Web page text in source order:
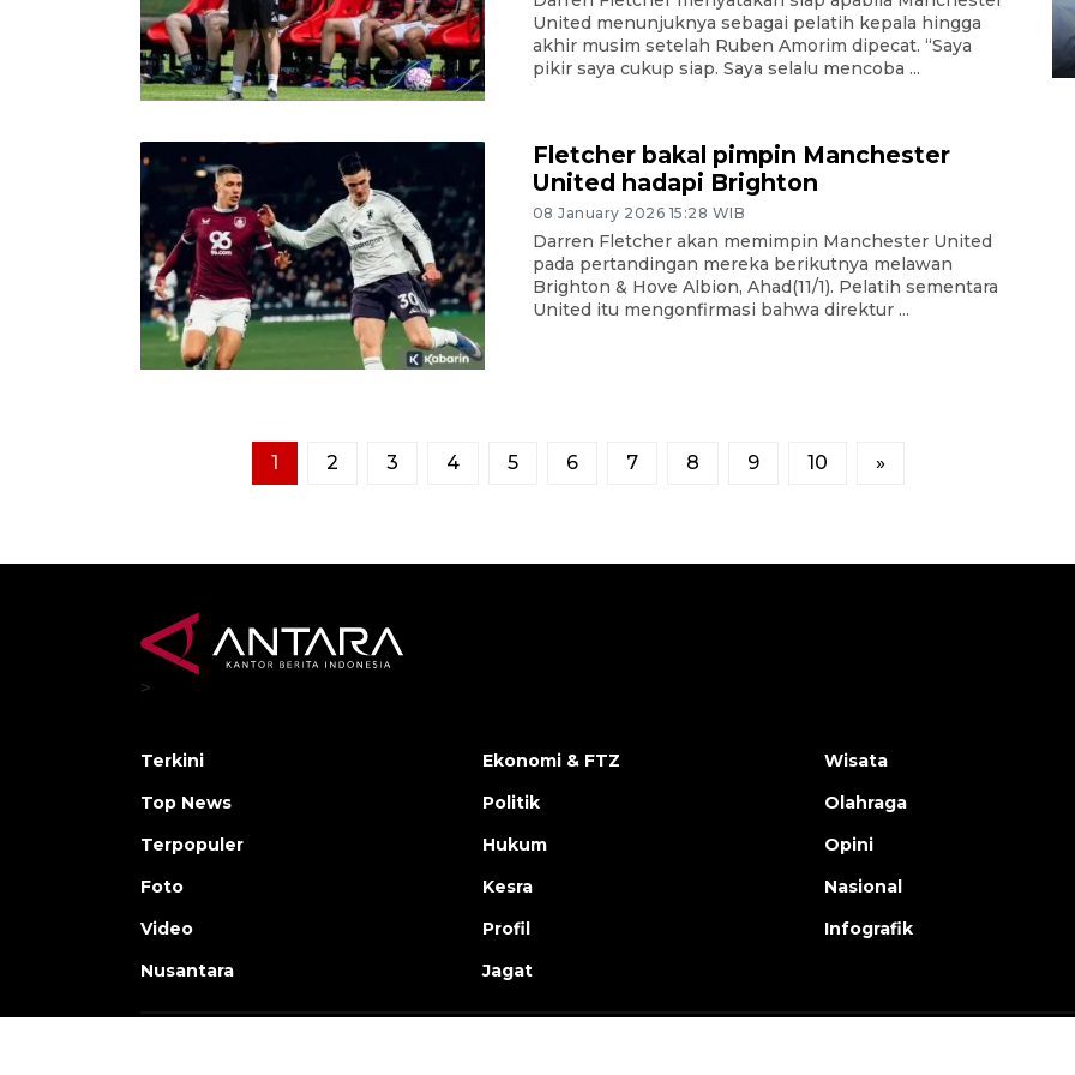
United menunjuknya sebagai pelatih kepala hingga
akhir musim setelah Ruben Amorim dipecat. “Saya
pikir saya cukup siap. Saya selalu mencoba ...
Fletcher bakal pimpin Manchester
United hadapi Brighton
08 January 2026 15:28 WIB
Darren Fletcher akan memimpin Manchester United
pada pertandingan mereka berikutnya melawan
Brighton & Hove Albion, Ahad(11/1). Pelatih sementara
United itu mengonfirmasi bahwa direktur ...
1 2 3 4 5 6 7 8 9 10 »
gunakan mobil jenazah
08 February 2024 15:30 WIB, 2024
>
Terkini
Top News
Terpopuler
Foto
Video
Nusantara
Ekonomi & FTZ
Politik
Hukum
Kesra
Profil
Jagat
Wisata
Olahraga
Opini
Nasional
Infografik